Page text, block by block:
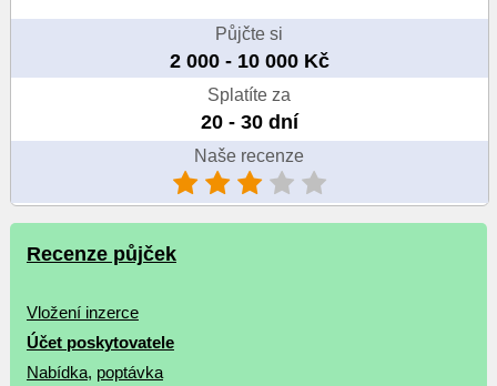
Půjčte si
2 000 - 10 000 Kč
Splatíte za
20 - 30 dní
Naše recenze
Recenze půjček
Vložení inzerce
Účet poskytovatele
Nabídka, poptávka